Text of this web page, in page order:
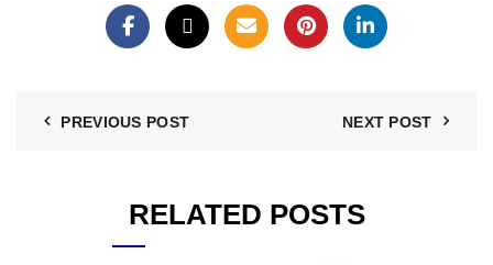
PREVIOUS POST NEXT POST
RELATED POSTS